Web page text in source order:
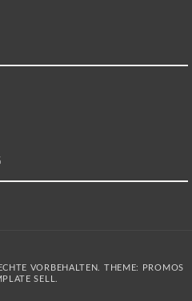
VORBEHALTEN. THEME: PROMOS
SELL